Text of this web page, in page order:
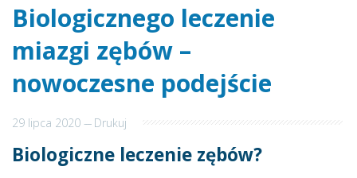
Biologicznego leczenie
miazgi zębów –
nowoczesne podejście
29 lipca 2020--- Drukuj
Biologiczne leczenie zębów?